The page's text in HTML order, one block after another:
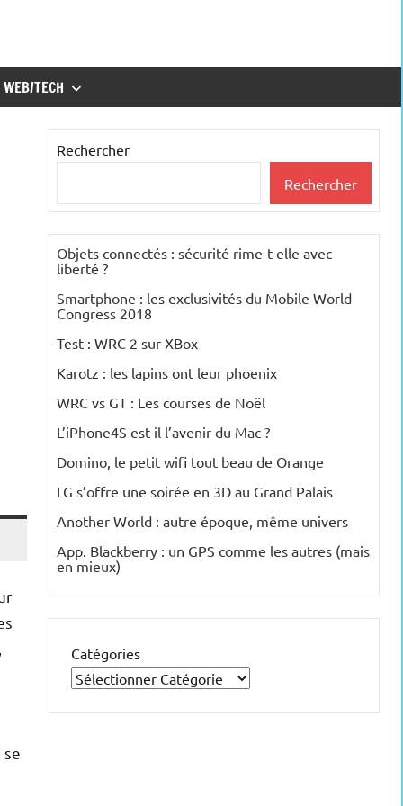
WEB/TECH
se
Rechercher
Rechercher
Objets connectés : sécurité rime-t-elle avec
liberté ?
Smartphone : les exclusivités du Mobile World
Congress 2018
Test : WRC 2 sur XBox
Karotz : les lapins ont leur phoenix
WRC vs GT : Les courses de Noël
L’iPhone4S est-il l’avenir du Mac ?
Domino, le petit wifi tout beau de Orange
LG s’offre une soirée en 3D au Grand Palais
Another World : autre époque, même univers
App. Blackberry : un GPS comme les autres (mais
en mieux)
Catégories